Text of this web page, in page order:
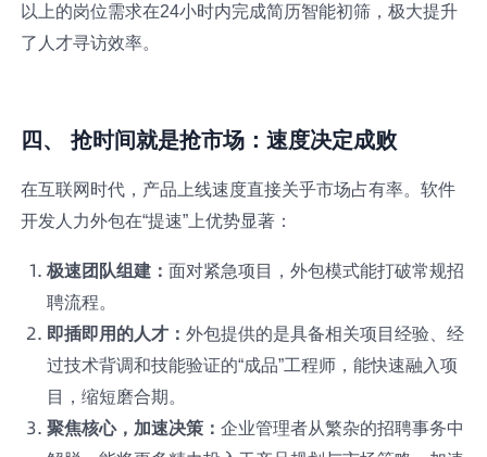
以上的岗位需求在24小时内完成简历智能初筛，极大提升
了人才寻访效率。
四、 抢时间就是抢市场：速度决定成败
在互联网时代，产品上线速度直接关乎市场占有率。软件
开发人力外包在“提速”上优势显著：
极速团队组建： 面对紧急项目，外包模式能打破常规招
聘流程。
即插即用的人才： 外包提供的是具备相关项目经验、经
过技术背调和技能验证的“成品”工程师，能快速融入项
目，缩短磨合期。
聚焦核心，加速决策： 企业管理者从繁杂的招聘事务中